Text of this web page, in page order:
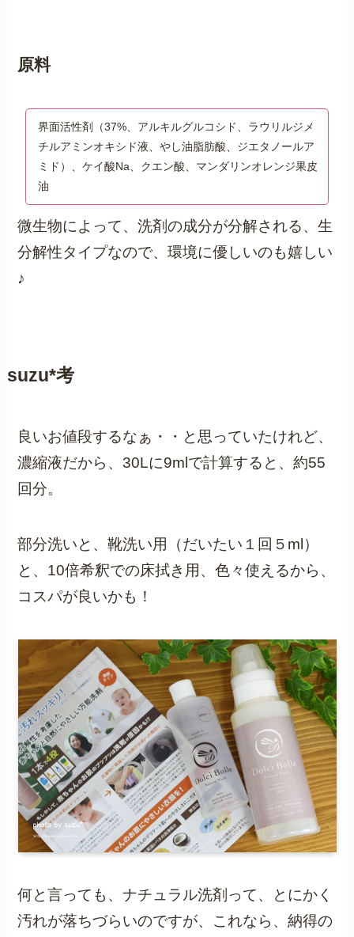
原料
界面活性剤（37%、アルキルグルコシド、ラウリルジメ
チルアミンオキシド液、やし油脂肪酸、ジエタノールア
ミド）、ケイ酸Na、クエン酸、マンダリンオレンジ果皮
油
微生物によって、洗剤の成分が分解される、生
分解性タイプなので、環境に優しいのも嬉しい
♪
suzu*考
良いお値段するなぁ・・と思っていたけれど、
濃縮液だから、30Lに9mlで計算すると、約55
回分。
部分洗いと、靴洗い用（だいたい１回５ml）
と、10倍希釈での床拭き用、色々使えるから、
コスパが良いかも！
何と言っても、ナチュラル洗剤って、とにかく
汚れが落ちづらいのですが、これなら、納得の